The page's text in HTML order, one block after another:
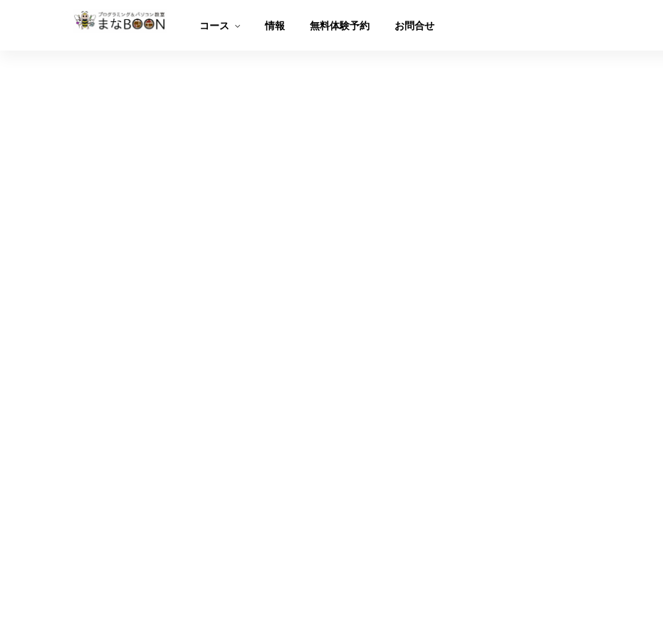
コース 情報 無料体験予約 お問合せ